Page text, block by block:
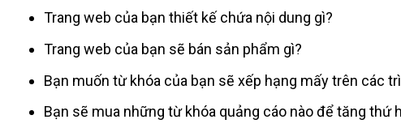
Trang web của bạn thiết kế chứa nội dung gì?
Trang web của bạn sẽ bán sản phẩm gì?
Bạn muốn từ khóa của bạn sẽ xếp hạng mấy trên các
Bạn sẽ mua những từ khóa quảng cáo nào để tăng thứ